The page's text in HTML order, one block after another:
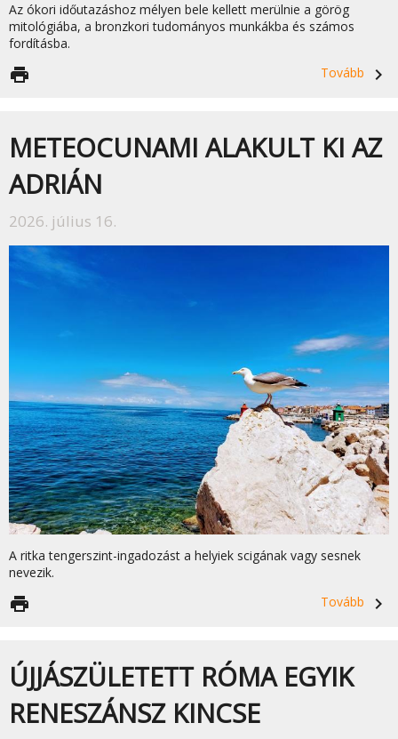
Az ókori időutazáshoz mélyen bele kellett merülnie a görög
mitológiába, a bronzkori tudományos munkákba és számos
fordításba.
Tovább
navigate_next
print
METEOCUNAMI ALAKULT KI AZ
ADRIÁN
2026. július 16.
A ritka tengerszint-ingadozást a helyiek scigának vagy sesnek
nevezik.
Tovább
navigate_next
print
ÚJJÁSZÜLETETT RÓMA EGYIK
RENESZÁNSZ KINCSE